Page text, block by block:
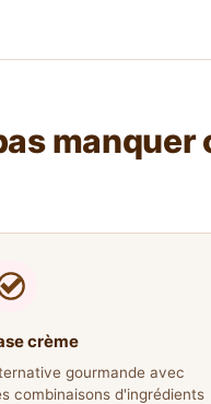
manquer
crème
gourmande avec
combinaisons d'ingrédients